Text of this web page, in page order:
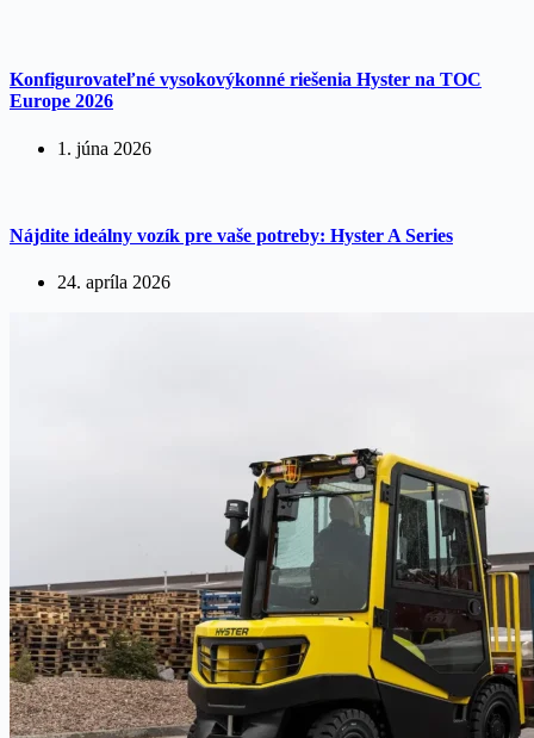
Konfigurovateľné vysokovýkonné riešenia Hyster na TOC
Europe 2026
1. júna 2026
Nájdite ideálny vozík pre vaše potreby: Hyster A Series
24. apríla 2026